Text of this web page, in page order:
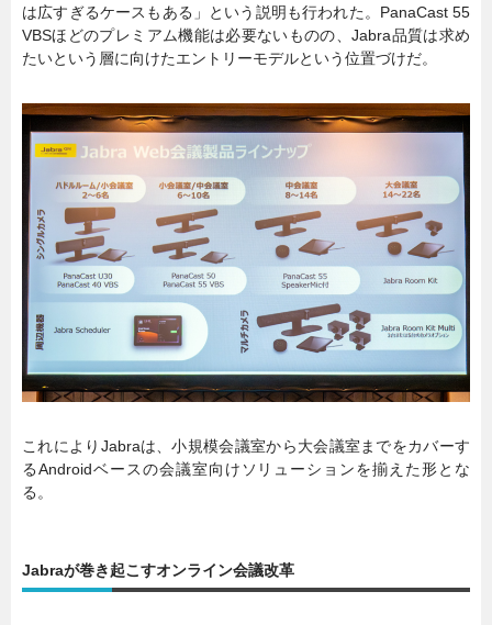
は広すぎるケースもある」という説明も行われた。PanaCast 55
VBSほどのプレミアム機能は必要ないものの、Jabra品質は求め
たいという層に向けたエントリーモデルという位置づけだ。
これによりJabraは、小規模会議室から大会議室までをカバーす
るAndroidベースの会議室向けソリューションを揃えた形とな
る。
Jabraが巻き起こすオンライン会議改革